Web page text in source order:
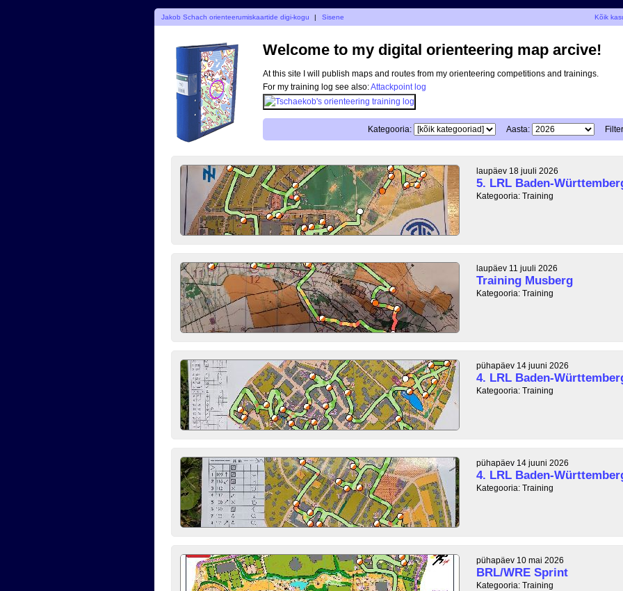
Jakob Schach orienteerumiskaartide digi-kogu | Sisene Kõik
Welcome to my digital orienteering map arcive!
At this site I will publish maps and routes from my orienteering competitions and trainings.
For my training log see also:Attackpoint log
Kategooria: Aasta:
laupäev 18 juuli 2026
5. LRL Baden-
Kategooria: Training
laupäev 11 juuli 2026
Training Musberg
Kategooria: Training
pühapäev 14 juuni 2026
4. LRL Baden-
Kategooria: Training
pühapäev 14 juuni 2026
4. LRL Baden-
Kategooria: Training
pühapäev 10 mai 2026
BRL/WRE Sprint
Kategooria: Training